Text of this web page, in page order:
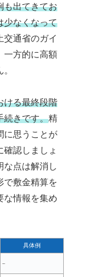
も出てきてお
少なくなって
交通省のガイ
一方的に高額
ける最終段階
続きです。精
に思うことが
認しましょ
な点は解消し
で敷金精算を
な情報を集め
具体例
–